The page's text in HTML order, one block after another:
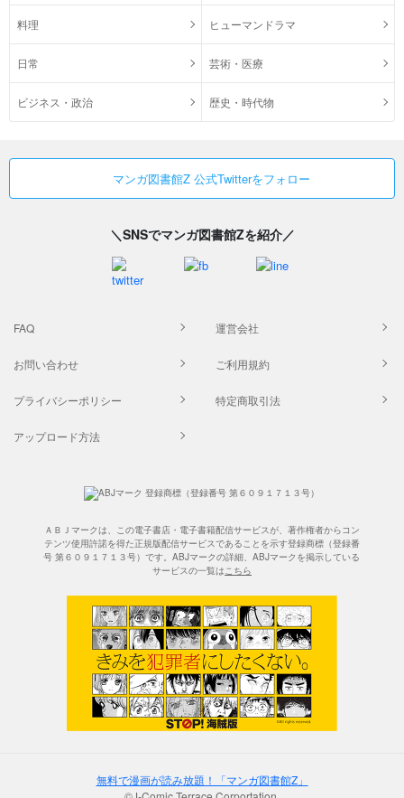
料理 ヒューマンドラマ
日常 芸術・医療
ビジネス・政治 歴史・時代物
マンガ図書館Z 公式Twitterをフォロー
＼SNSでマンガ図書館Zを紹介／
FAQ 運営会社
お問い合わせ ご利用規約
プライバシーポリシー 特定商取引法
アップロード方法
ＡＢＪマークは、この電子書店・電子書籍配信サービスが、著作権者からコン
テンツ使用許諾を得た正規版配信サービスであることを示す登録商標（登録番
号 第６０９１７１３号）です。ABJマークの詳細、ABJマークを掲示している
サービスの一覧はこちら
無料で漫画が読み放題！「マンガ図書館Z」